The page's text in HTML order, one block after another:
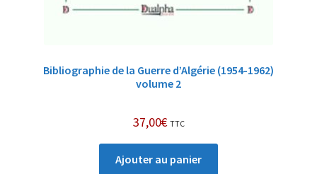
Bibliographie de la Guerre d’Algérie (1954-1962)
volume 2
37,00€ TTC
Ajouter au panier